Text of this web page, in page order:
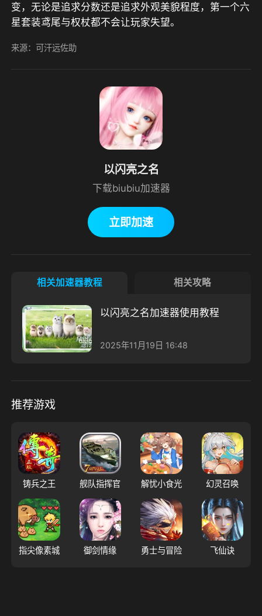
变，无论是追求分数还是追求外观美貌程度，第一个六
星套装鸢尾与权杖都不会让玩家失望。
来源：可汗远佐助
以闪亮之名
下载biubiu加速器
立即加速
相关加速器教程 相关攻略
以闪亮之名加速器使用教程
2025年11月19日 16:48
推荐游戏
铸兵之王 舰队指挥官 解忧小食光 幻灵召唤
指尖像素城 御剑情缘 勇士与冒险 飞仙诀